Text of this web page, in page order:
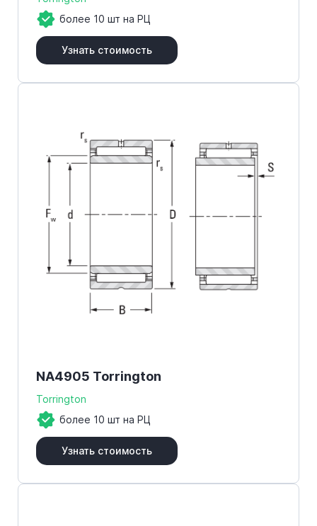
более 10 шт на РЦ
Узнать стоимость
NA4905 Torrington
Torrington
более 10 шт на РЦ
Узнать стоимость